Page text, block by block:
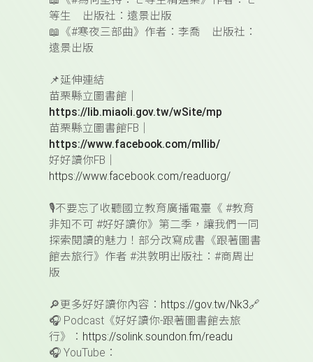
等生 出版社：遠景出版
📖 《#寒夜三部曲》作者：李喬 出版社：
遠景出版
📌延伸連結
苗栗縣立圖書館｜
https://lib.miaoli.gov.tw/wSite/mp
苗栗縣立圖書館FB｜
https://www.facebook.com/mllib/
好好讀你FB｜
https://www.facebook.com/readuorg/
🎙️不要忘了收聽國立教育廣播電臺《 #教育
非知不可 #好好讀你》第二季， 讓我們一同
探索閱讀的魅力！部分改寫成書《跟著圖書
館去旅行》作者 #洪敦明出版社：#商周出
版
🔎 更多好好讀你內容： https://gov.tw/Nk3🔗
🎧 Podcast 《好好讀你-跟著圖書館去旅
行》： https://solink.soundon.fm/readu
🎧 YouTube ：